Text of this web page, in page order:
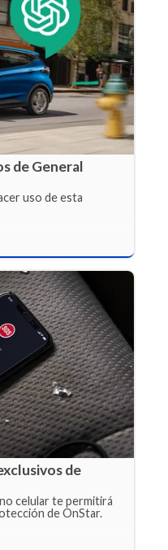
de General
uso de esta
de
celular te permitirá
de OnStar.